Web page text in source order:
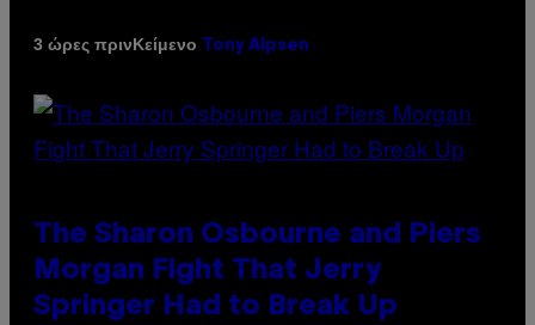
3 ώρες πρινΚείμενο Tony Alpsen
The Sharon Osbourne and Piers
Morgan Fight That Jerry
Springer Had to Break Up